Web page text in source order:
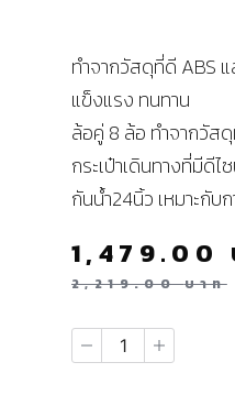
ทำจากวัสดุที่ดี ABS แ
แข็งแรง ทนทาน
ล้อคู่ 8 ล้อ ทำจากวัส
กระเป๋าเดินทางที่มีดี
กันน้ำ24นิ้ว เหมาะกับ
2,219.00บาท
1,479.00